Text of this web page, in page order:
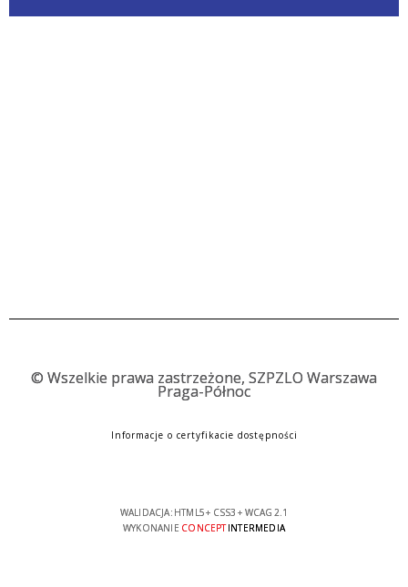
© Wszelkie prawa zastrzeżone, SZPZLO Warszawa
Praga-Północ
Informacje o certyfikacie dostępności
WALIDACJA: HTML5+ CSS3 + WCAG 2.1
WYKONANIE CONCEPTINTERMEDIA